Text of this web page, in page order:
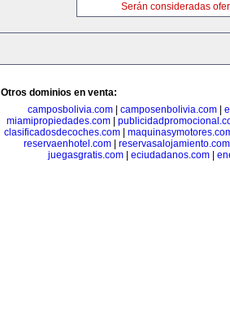
Serán consideradas
Otros dominios en venta:
camposbolivia.com| camposenbolivia.com|
miamipropiedades.com
clasificadosdecoches.com
reservaenhotel.com| reservasalojamiento.com
juegasgratis.com
eciudadanos.com